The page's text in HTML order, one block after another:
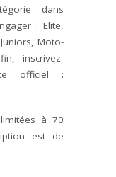
dans
: Elite,
Moto-
inscrivez-
officiel :
à 70
est de